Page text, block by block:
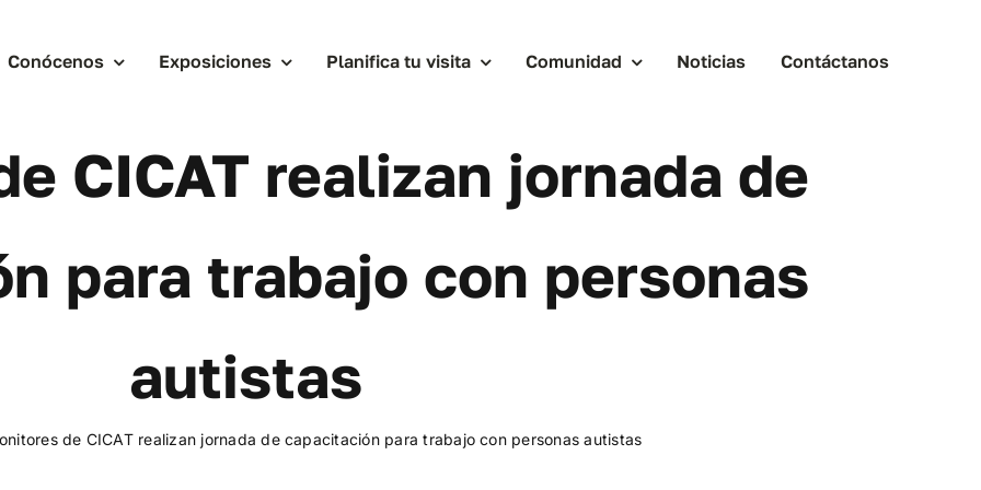
Conócenos Exposiciones Planifica tu visita Comunidad Noticias Contáctanos
CICAT realizan jornada de
para trabajo con personas
autistas
de CICAT realizan jornada de capacitación para trabajo con personas autistas